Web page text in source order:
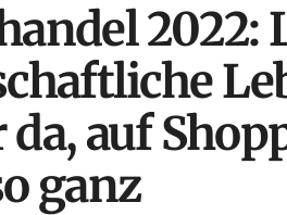
2022:
auf
ganz